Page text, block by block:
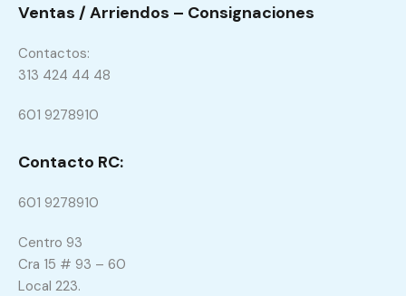
Ventas / Arriendos – Consignaciones
Contactos:
313 424 44 48
601 9278910
Contacto RC:
601 9278910
Centro 93
Cra 15 # 93 – 60
Local 223.